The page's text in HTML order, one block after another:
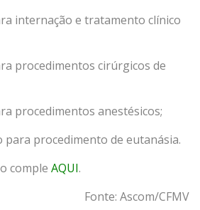
e tratamento clínico
cirúrgicos de
anestésicos;
procedimento de eutanásia.
comple AQUI.
Fonte: Ascom/CFMV